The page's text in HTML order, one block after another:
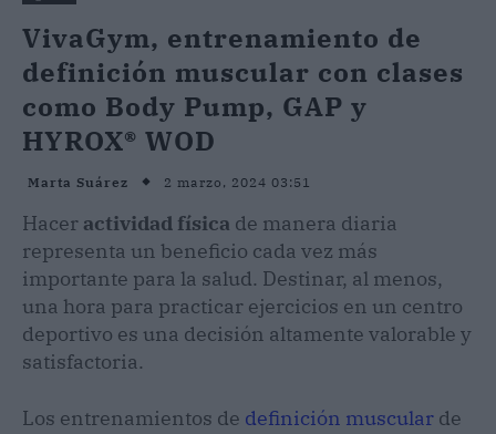
VivaGym, entrenamiento de
definición muscular con clases
como Body Pump, GAP y
HYROX® WOD
Marta Suárez 2 marzo, 2024 03:51
Hacer actividad física de manera diaria
representa un beneficio cada vez más
importante para la salud. Destinar, al menos,
una hora para practicar ejercicios en un centro
deportivo es una decisión altamente valorable y
satisfactoria.
Los entrenamientos de definición muscular de